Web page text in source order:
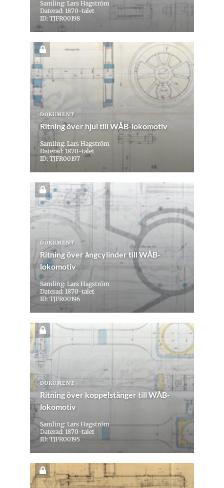
Samling: Lars Hagström
Daterad: 1870-talet
ID: TJFR00198
DOKUMENT
Ritning över hjul till WÅB-lokomotiv
Samling: Lars Hagström
Daterad: 1870-talet
ID: TJFR00197
DOKUMENT
Ritning över ångcylinder till WÅB-
lokomotiv
Samling: Lars Hagström
Daterad: 1870-talet
ID: TJFR00196
DOKUMENT
Ritning över koppelstänger till WÅB-
lokomotiv
Samling: Lars Hagström
Daterad: 1870-talet
ID: TJFR00195